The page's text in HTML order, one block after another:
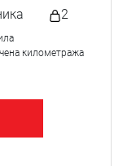
2
километража